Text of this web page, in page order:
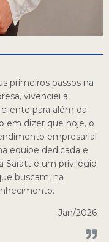
primeiros passos na
vivenciei a
para além da
em dizer que hoje, o
empresarial
equipe dedicada e
Saratt é um privilégio
buscam, na
Jan/2026